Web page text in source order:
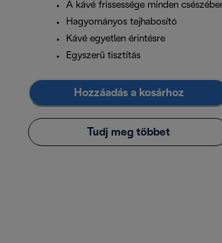
A kávé frissessége minden
Hagyományos tejhabosító
Kávé egyetlen érintésre
Egyszerű tisztítás
Hozzáadás a kosárhoz
Tudj meg többet